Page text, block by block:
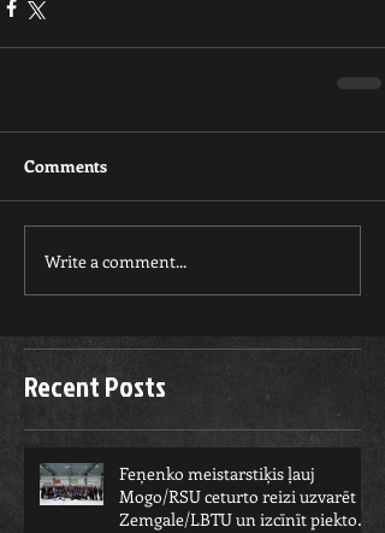
Comments
Write a comment...
Recent Posts
Feņenko meistarstiķis ļauj
Mogo/RSU ceturto reizi uzvarēt
Zemgale/LBTU un izcīnīt piekto